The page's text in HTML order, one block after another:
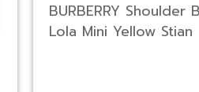
BURBERRY Shoulder
Lola Mini Yellow Stian